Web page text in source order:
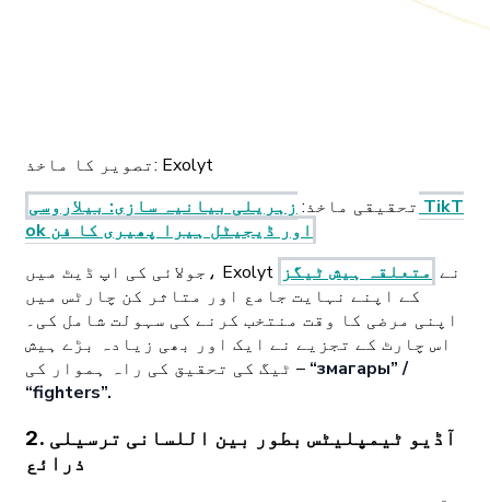
تصویر کا ماخذ: Exolyt
تحقیقی ماخذ: زہریلی بیانیہ سازی: بیلاروسی TikT
ok اور ڈیجیٹل ہیرا پھیری کا فن
جولائی کی اپ ڈیٹ میں، Exolyt نے متعلقہ ہیش ٹیگز
کے اپنے نہایت جامع اور متاثر کن چارٹس میں
اپنی مرضی کا وقت منتخب کرنے کی سہولت شامل کی۔
اس چارٹ کے تجزیے نے ایک اور بھی زیادہ بڑے ہیش
ٹیگ کی تحقیق کی راہ ہموار کی – “змагары” /
“fighters”.
2. آڈیو ٹیمپلیٹس بطور بین اللسانی ترسیلی
ذرائع